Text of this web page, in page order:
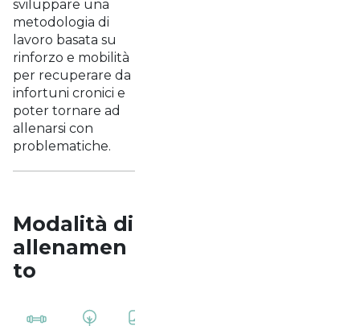
sviluppare una
metodologia di
lavoro basata su
rinforzo e mobilità
per recuperare da
infortuni cronici e
poter tornare ad
allenarsi con
problematiche.
Modalità di
allenamen
to